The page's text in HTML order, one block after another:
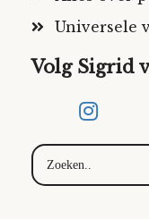
Universele
Volg Sigrid